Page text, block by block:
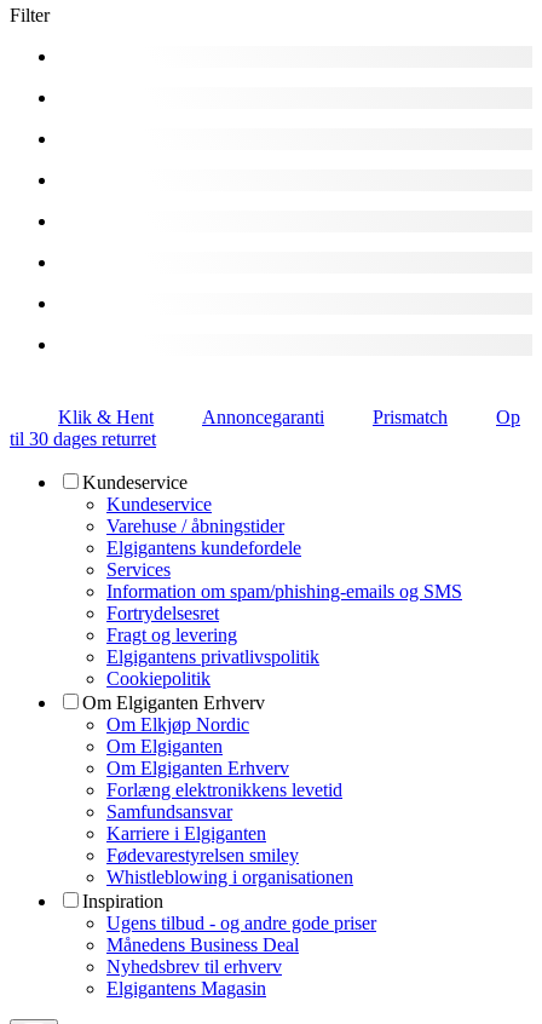
Filter
Klik & Hent Annoncegaranti Prismatch
Op
til 30 dages returret
Kundeservice
Kundeservice
Varehuse / åbningstider
Elgigantens kundefordele
Services
Information om spam/phishing-emails og SMS
Fortrydelsesret
Fragt og levering
Elgigantens privatlivspolitik
Cookiepolitik
Om Elgiganten Erhverv
Om Elkjøp Nordic
Om Elgiganten
Om Elgiganten Erhverv
Forlæng elektronikkens levetid
Samfundsansvar
Karriere i Elgiganten
Fødevarestyrelsen smiley
Whistleblowing i organisationen
Inspiration
Ugens tilbud - og andre gode priser
Månedens Business Deal
Nyhedsbrev til erhverv
Elgigantens Magasin